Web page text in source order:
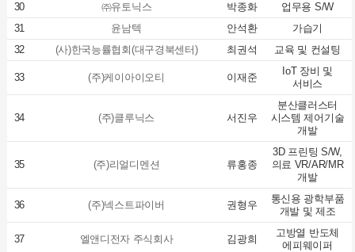
30
㈜유토닉스 박종화
업무용 S/W
31
윤남텍 안석환
가습기
32
(사)한국능률협회(대구경북센터) 최권석 교육 및 컨설팅
33 (주)케이아이오티 이재준
IoT 장비 및
서비스
34 (주)클루닉스 서진우
분산클러스터
시스템 제어기술
개발
35 (주)리얼디멘션 류홍종
3D 프린팅 S/W,
의료 VR/AR/MR
개발
36 (주)넥스트파이버 권형우
통신용 광학부품
개발 및 제조
37 엘앤디전자 주식회사 김광희
고방열 반도체
에피웨이퍼